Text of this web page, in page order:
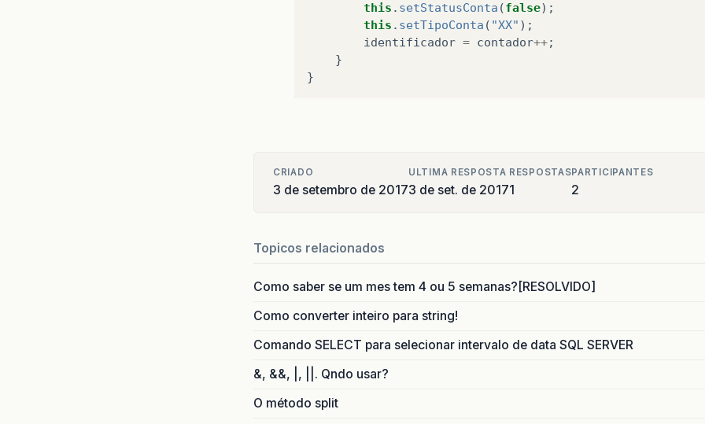
this . setStatusConta (false);
this . setTipoConta ( "XX" );
identificador = contador++;
}
}
CRIADO
3 de setembro de 2017
ULTIMA RESPOSTA
3 de set. de 2017
RESPOSTAS
1
PARTICIPANTES
2
Topicos relacionados
Como saber se um mes tem 4 ou 5 semanas?[RESOLVIDO]
Como converter inteiro para string!
Comando SELECT para selecionar intervalo de data SQL SERVER
&, &&, |, ||. Qndo usar?
O método split